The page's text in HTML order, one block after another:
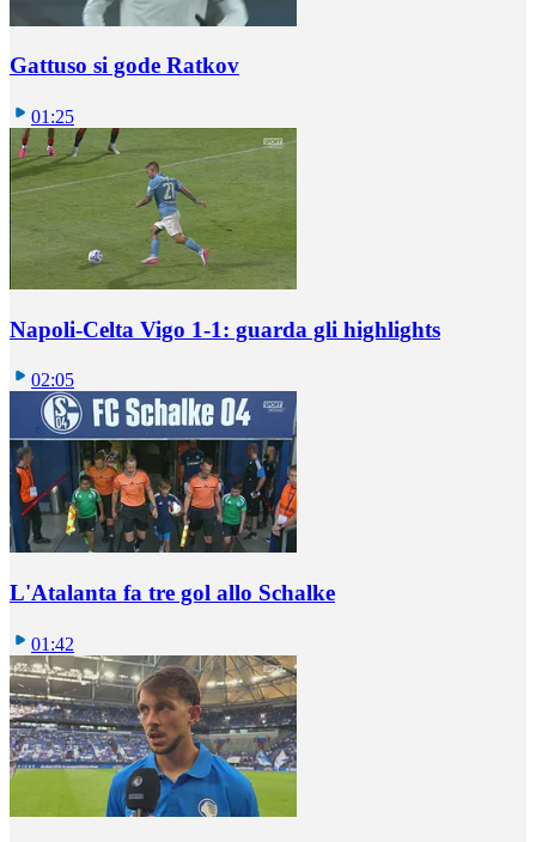
Gattuso si gode Ratkov
01:25
Napoli-Celta Vigo 1-1: guarda gli highlights
02:05
L'Atalanta fa tre gol allo Schalke
01:42